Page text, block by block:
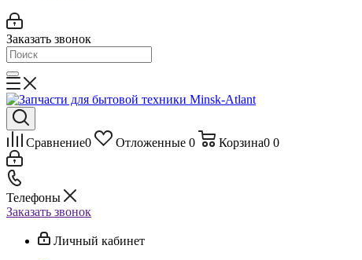
Заказать звонок
Сравнение0 Отложенные 0 Корзина0 0
Телефоны
Заказать звонок
Личный кабинет